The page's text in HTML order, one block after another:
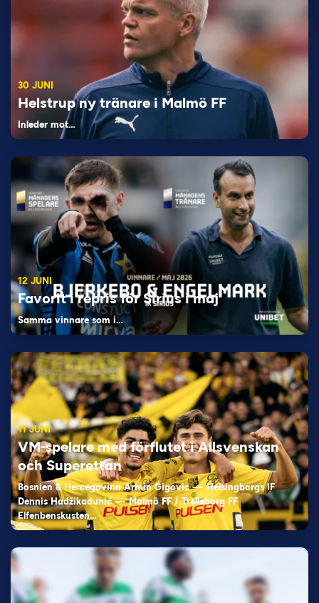
30 JUNI
Helstrup ny tränare i Malmö FF
Inleder mot…
12 JUNI
Favorit i repris för Sirius i maj
Samma vinnare som i…
11 JUNI
VM-spelare med förflutet i Allsvenskan
och Superettan
Bosnien & Hercegovina Armin Gigovic — Helsingborgs IF
Dennis Hadžikadunić — Malmö FF / Trelleborg FF
Elfenbenskusten…